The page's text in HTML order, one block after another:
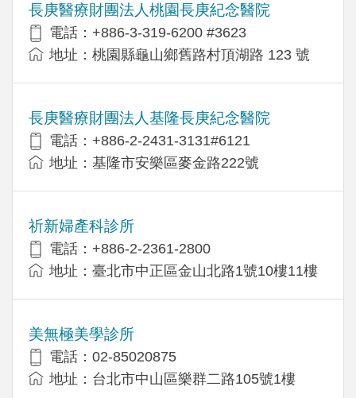
長庚醫療財團法人桃園長庚紀念醫院
電話：+886-3-319-6200 #3623
地址：桃園縣龜山鄉舊路村頂湖路 123 號
長庚醫療財團法人基隆長庚紀念醫院
電話：+886-2-2431-3131#6121
地址：基隆市安樂區麥金路222號
祈新婦產科診所
電話：+886-2-2361-2800
地址：臺北市中正區金山北路1號10樓11樓
美無極美學診所
電話：02-85020875
地址：台北市中山區樂群二路105號1樓